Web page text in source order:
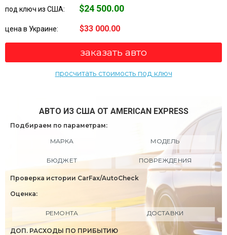
под ключ из США: $24 500.00
цена в Украине: $33 000.00
заказать авто
просчитать стоимость под ключ
АВТО ИЗ США ОТ AMERICAN EXPRESS
Подбираем по параметрам:
МАРКА МОДЕЛЬ
БЮДЖЕТ ПОВРЕЖДЕНИЯ
Проверка истории CarFax/AutoCheck
Оценка:
РЕМОНТА ДОСТАВКИ
ДОП. РАСХОДЫ ПО ПРИБЫТИЮ